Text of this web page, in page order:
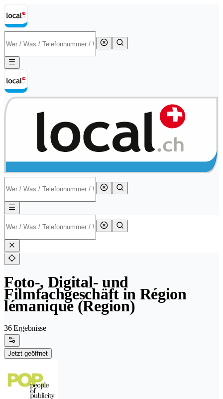
Foto-, Digital- und
Filmfachgeschäft in Région
lémanique (Region)
36 Ergebnisse
Jetzt geöffnet